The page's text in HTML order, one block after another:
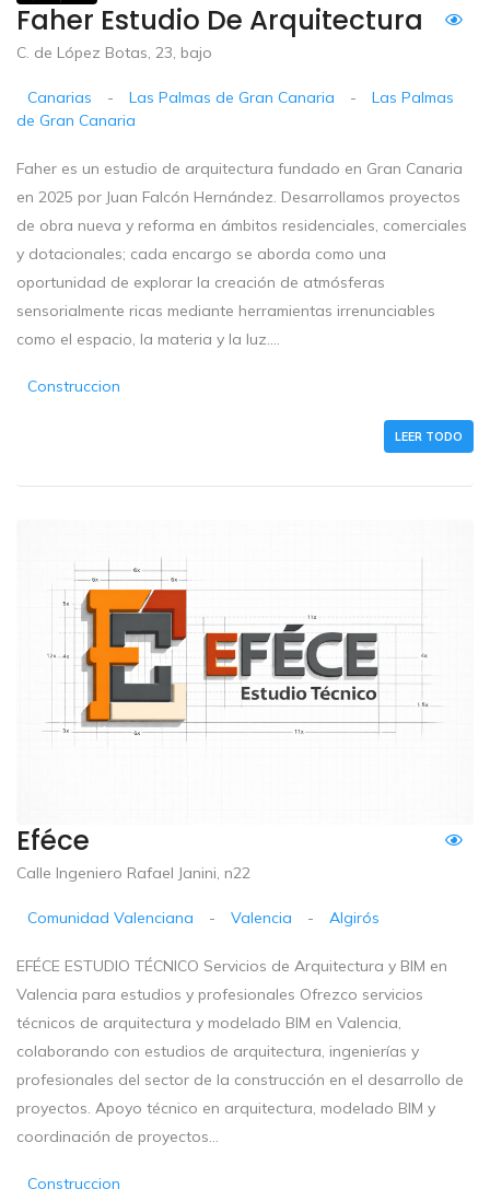
Faher Estudio De Arquitectura
C. de López Botas, 23, bajo
Canarias - Las Palmas de Gran Canaria -
Las Palmas
de Gran Canaria
Faher es un estudio de arquitectura fundado en Gran Canaria
en 2025 por Juan Falcón Hernández. Desarrollamos proyectos
de obra nueva y reforma en ámbitos residenciales, comerciales
y dotacionales; cada encargo se aborda como una
oportunidad de explorar la creación de atmósferas
sensorialmente ricas mediante herramientas irrenunciables
como el espacio, la materia y la luz....
Construccion
LEER TODO
Eféce
Calle Ingeniero Rafael Janini, n22
Comunidad Valenciana - Valencia - Algirós
EFÉCE ESTUDIO TÉCNICO Servicios de Arquitectura y BIM en
Valencia para estudios y profesionales Ofrezco servicios
técnicos de arquitectura y modelado BIM en Valencia,
colaborando con estudios de arquitectura, ingenierías y
profesionales del sector de la construcción en el desarrollo de
proyectos. Apoyo técnico en arquitectura, modelado BIM y
coordinación de proyectos...
Construccion